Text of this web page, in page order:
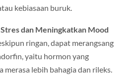
kebiasaan buruk.
dan Meningkatkan Mood
ringan, dapat merangsang
yaitu hormon yang
merasa lebih bahagia dan rileks.